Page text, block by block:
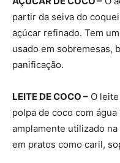
partir da seiva do
açúcar refinado. Tem
usado em sobremesas,
panificação.
LEITE DE COCO – O
polpa de coco com
amplamente utilizado
em pratos como caril,